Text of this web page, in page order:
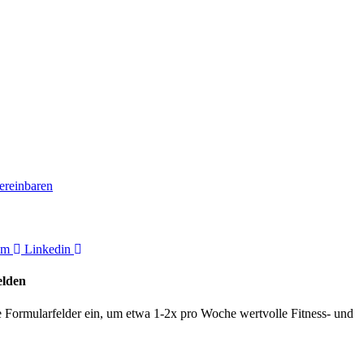
Linkedin
ein, um etwa 1-2x pro Woche wertvolle Fitness-